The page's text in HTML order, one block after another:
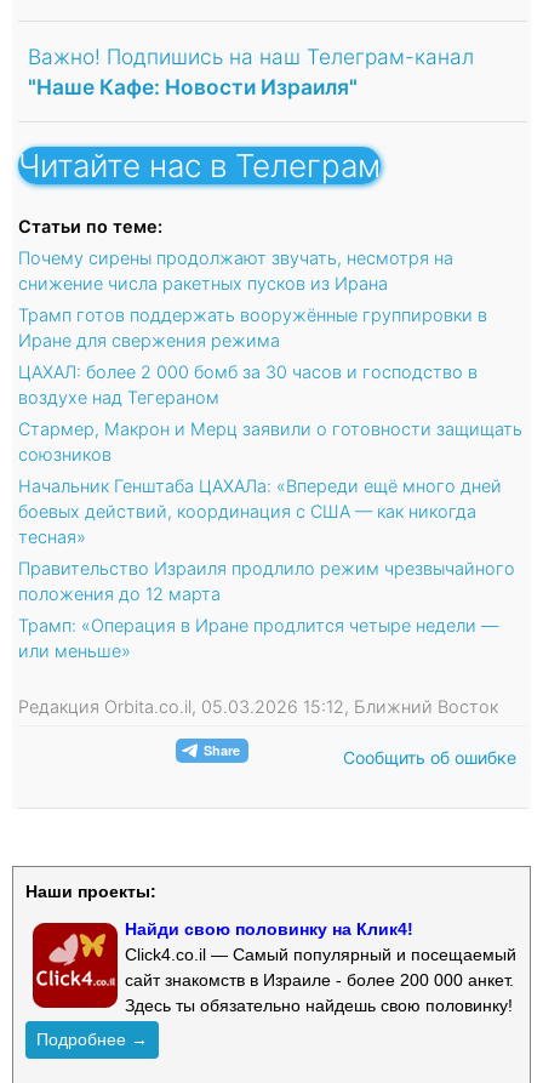
Важно! Подпишись на наш Телеграм-канал
"Наше Кафе: Новости Израиля"
Читайте нас в Телеграм
Статьи по теме:
Почему сирены продолжают звучать, несмотря на
снижение числа ракетных пусков из Ирана
Трамп готов поддержать вооружённые группировки в
Иране для свержения режима
ЦАХАЛ: более 2 000 бомб за 30 часов и господство в
воздухе над Тегераном
Стармер, Макрон и Мерц заявили о готовности защищать
союзников
Начальник Генштаба ЦАХАЛа: «Впереди ещё много дней
боевых действий, координация с США — как никогда
тесная»
Правительство Израиля продлило режим чрезвычайного
положения до 12 марта
Трамп: «Операция в Иране продлится четыре недели —
или меньше»
Редакция Orbita.co.il, 05.03.2026 15:12, Ближний Восток
Сообщить об ошибке
Наши проекты:
Найди свою половинку на Клик4!
Click4.co.il — Самый популярный и посещаемый
сайт знакомств в Израиле - более 200 000 анкет.
Здесь ты обязательно найдешь свою половинку!
Подробнее →